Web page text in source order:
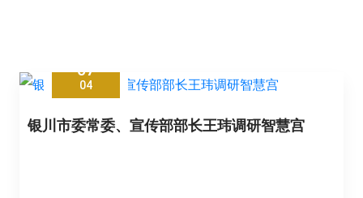
07
04
银川市委常委、宣传部部长王玮调研智慧宫